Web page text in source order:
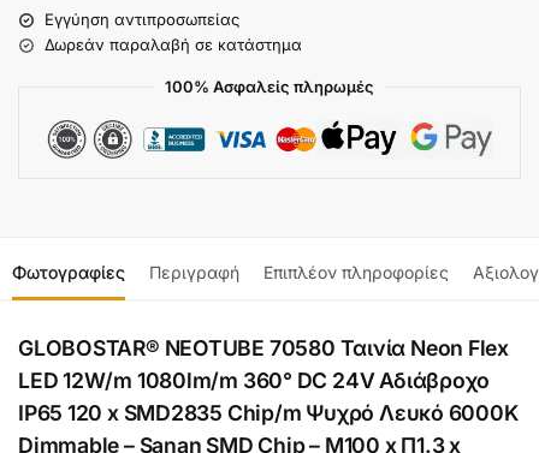
Εγγύηση αντιπροσωπείας
Δωρεάν παραλαβή σε κατάστημα
100% Ασφαλείς πληρωμές
Φωτογραφίες Περιγραφή Επιπλέον πληροφορίες
GLOBOSTAR® NEOTUBE 70580 Ταινία Neon Flex
LED 12W/m 1080lm/m 360° DC 24V Αδιάβροχο
IP65 120 x SMD2835 Chip/m Ψυχρό Λευκό 6000K
Dimmable – Sanan SMD Chip – Μ100 x Π1.3 x